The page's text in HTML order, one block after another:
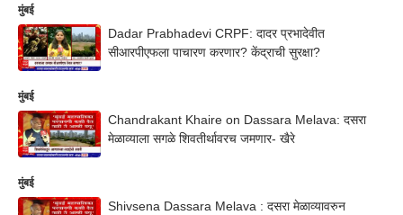
मुंबई
Dadar Prabhadevi CRPF: दादर प्रभादेवीत
सीआरपीएफला पाचारण करणार? केंद्राची सुरक्षा?
मुंबई
Chandrakant Khaire on Dassara Melava: दसरा
मेळाव्याला सगळे शिवतीर्थावरच जमणार- खैरे
मुंबई
Shivsena Dassara Melava : दसरा मेळाव्यावरुन